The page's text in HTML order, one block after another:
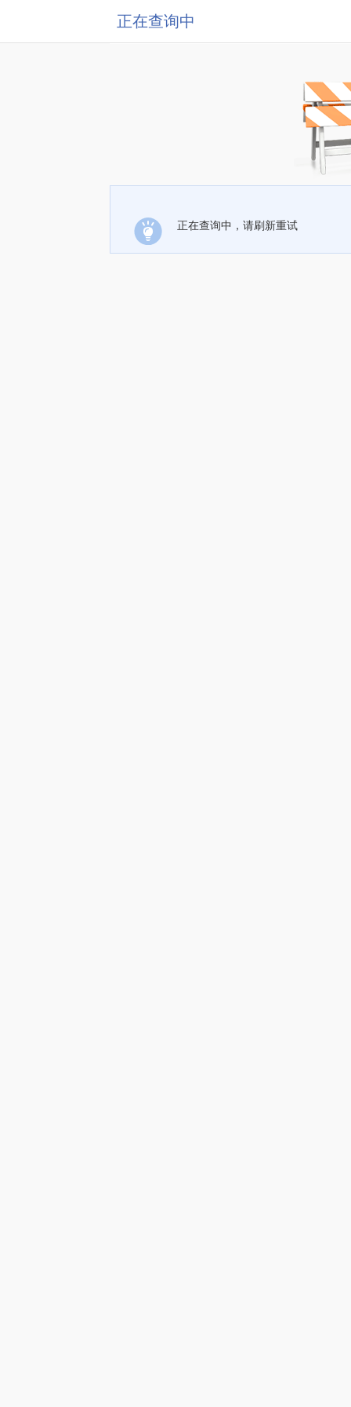
正在查询中
正在查询中，请刷新重试